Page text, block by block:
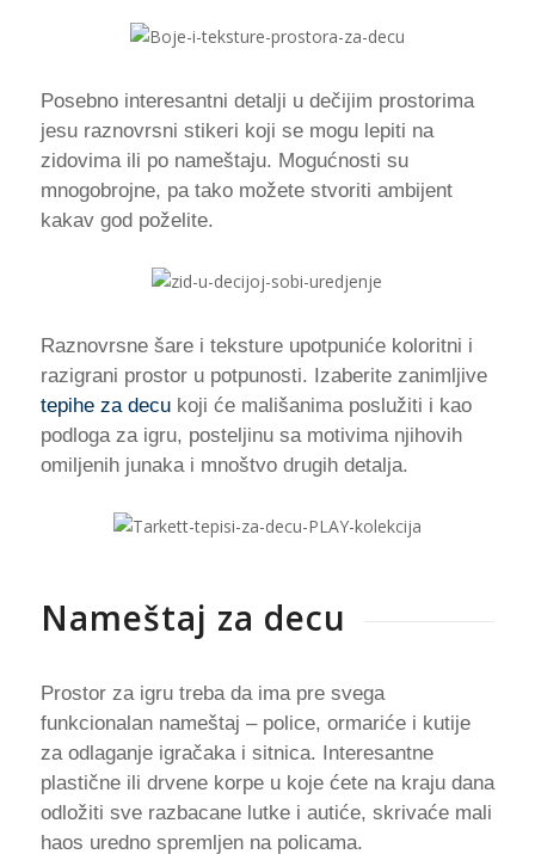
Posebno interesantni detalji u dečijim prostorima
jesu raznovrsni stikeri koji se mogu lepiti na
zidovima ili po nameštaju. Mogućnosti su
mnogobrojne, pa tako možete stvoriti ambijent
kakav god poželite.
Raznovrsne šare i teksture upotpuniće koloritni i
razigrani prostor u potpunosti. Izaberite zanimljive
tepihe za decukoji će mališanima poslužiti i kao
podloga za igru, posteljinu sa motivima njihovih
omiljenih junaka i mnoštvo drugih detalja.
Nameštaj za decu
Prostor za igru treba da ima pre svega
funkcionalan nameštaj – police, ormariće i kutije
za odlaganje igračaka i sitnica. Interesantne
plastične ili drvene korpe u koje ćete na kraju dana
odložiti sve razbacane lutke i autiće, skrivaće mali
haos uredno spremljen na policama.